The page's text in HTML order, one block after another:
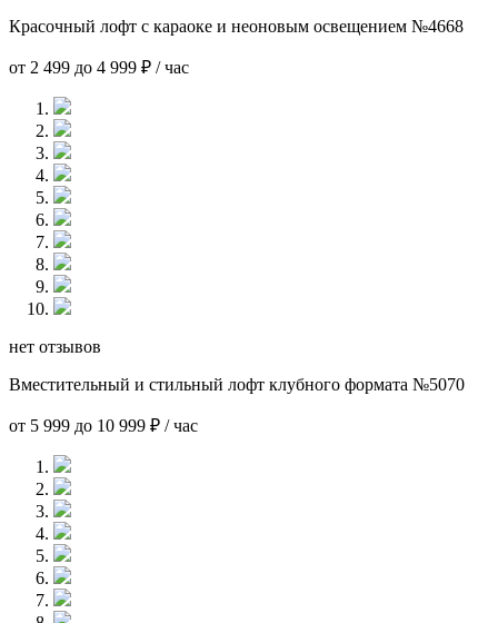
Красочный лофт с караоке и неоновым освещением №4668
от 2 499 до 4 999 ₽ / час
нет отзывов
Вместительный и стильный лофт клубного формата №5070
от 5 999 до 10 999 ₽ / час